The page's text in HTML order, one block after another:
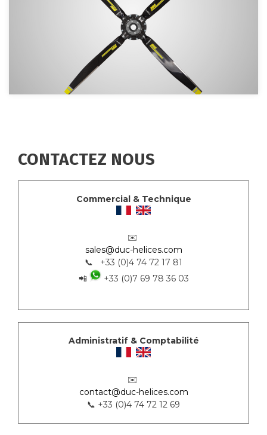
CONTACTEZ NOUS
Commercial & Technique
✉️
sales@duc-helices.com
📞 +33 (0)4 74 72 17 81
📲
+33 (0)7 69 78 36 03
Administratif & Comptabilité
✉️
contact@duc-helices.com
📞 +33 (0)4 74 72 12 69